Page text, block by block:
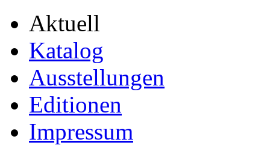
Aktuell
Katalog
Ausstellungen
Editionen
Impressum